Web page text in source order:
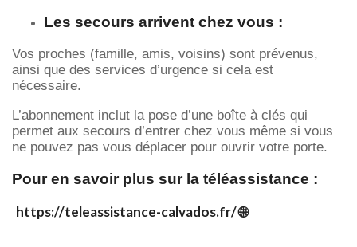
Les secours arrivent chez vous :
Vos proches (famille, amis, voisins) sont prévenus,
ainsi que des services d’urgence si cela est
nécessaire.
L’abonnement inclut la pose d’une boîte à clés qui
permet aux secours d’entrer chez vous même si vous
ne pouvez pas vous déplacer pour ouvrir votre porte.
Pour en savoir plus sur la téléassistance :
https://teleassistance-calvados.fr/🌐